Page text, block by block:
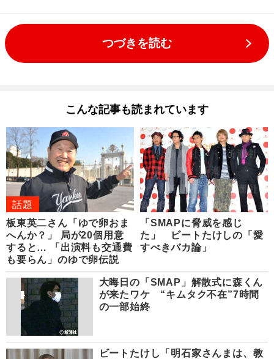
つづきを読む
こんな記事も読まれています
話題
板東英二さん「ゆで卵おま
へんか？」 局が20個用意
すると… 「出演料も交通費
も要らん」のゆで卵伝説
「SMAPに脅威を感じ
た」 ビートたけしの「愛
すべきバカ論」
大晦日の「SMAP」解散式に森くん
が来たワケ “キムタク不在”7時間
の一部始終
ビートたけし「明石家さんまは、教